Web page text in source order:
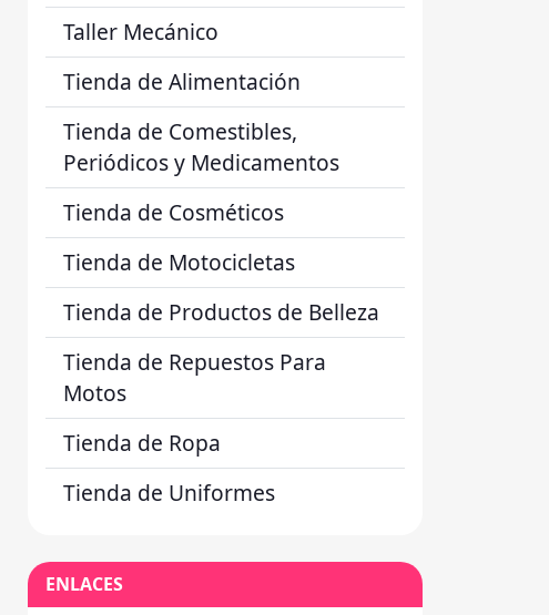
Taller Mecánico
Tienda de Alimentación
Tienda de Comestibles,
Periódicos y Medicamentos
Tienda de Cosméticos
Tienda de Motocicletas
Tienda de Productos de Belleza
Tienda de Repuestos Para
Motos
Tienda de Ropa
Tienda de Uniformes
ENLACES